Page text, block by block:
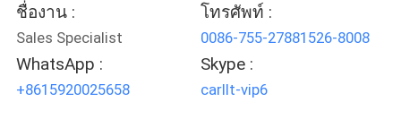
เว็บไซต์
PRIVACY
ชื่องาน :
Sales Specialist
โทรศัพท์ :
0086-755-27881526-8008
WhatsApp :
+8615920025658
Skype :
carllt-vip6